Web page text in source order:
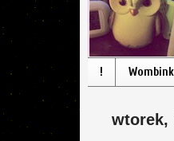
!
wtorek,